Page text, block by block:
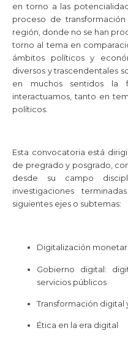
en torno a las
proceso de
región, donde no se han
torno al tema en
ámbitos políticos y
diversos y trascendentales
en muchos sentidos la
interactuamos, tanto en
políticos.
Esta convocatoria está
de pregrado y posgrado,
desde su campo
investigaciones
siguientes ejes o subtemas:
Digitalización
Gobierno digital:
servicios públicos
Transformación digital
Ética en la era digital